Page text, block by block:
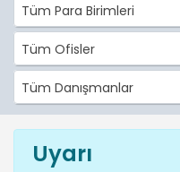
Tüm Para Birimleri
Tüm Ofisler
Tüm Danışmanlar
Uyarı